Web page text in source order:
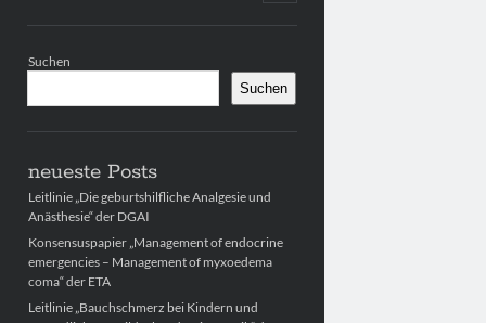
Suchen
Suchen
neueste Posts
Leitlinie „Die geburtshilfliche Analgesie und
Anästhesie“ der DGAI
Konsensuspapier „Management of endocrine
emergencies – Management of myxoedema
coma“ der ETA
Leitlinie „Bauchschmerz bei Kindern und